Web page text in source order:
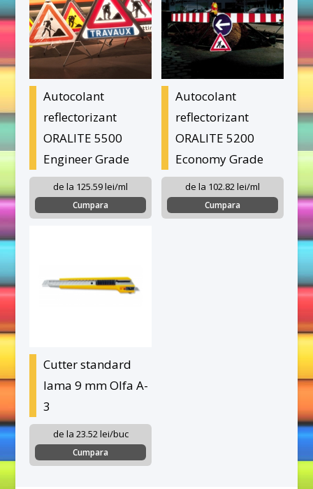
Autocolant
reflectorizant
ORALITE 5500
Engineer Grade
de la 125.59 lei/ml
Cumpara
Autocolant
reflectorizant
ORALITE 5200
Economy Grade
de la 102.82 lei/ml
Cumpara
Cutter standard
lama 9 mm Olfa A-
3
de la 23.52 lei/buc
Cumpara